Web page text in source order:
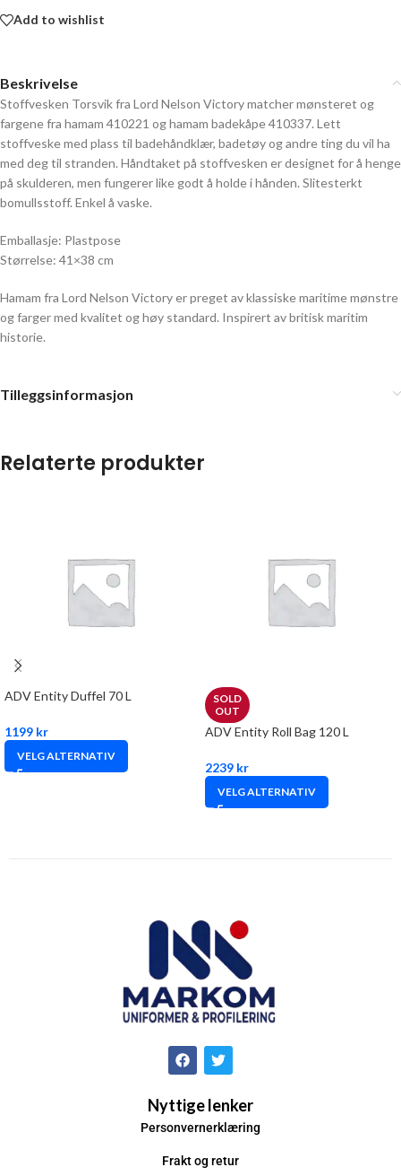
Add to wishlist
Beskrivelse
Stoffvesken Torsvik fra Lord Nelson Victory matcher mønsteret og
fargene fra hamam 410221 og hamam badekåpe 410337. Lett
stoffveske med plass til badehåndklær, badetøy og andre ting du vil ha
med deg til stranden. Håndtaket på stoffvesken er designet for å henge
på skulderen, men fungerer like godt å holde i hånden. Slitesterkt
bomullsstoff. Enkel å vaske.
Emballasje: Plastpose
Størrelse: 41×38 cm
Hamam fra Lord Nelson Victory er preget av klassiske maritime mønstre
og farger med kvalitet og høy standard. Inspirert av britisk maritim
historie.
Tilleggsinformasjon
Relaterte produkter
ADV Entity Duffel 70 L
1199 kr
VELG ALTERNATIV
SOLD
OUT
ADV Entity Roll Bag 120 L
2239 kr
VELG ALTERNATIV
Nyttige lenker
Personvernerklæring
Frakt og retur